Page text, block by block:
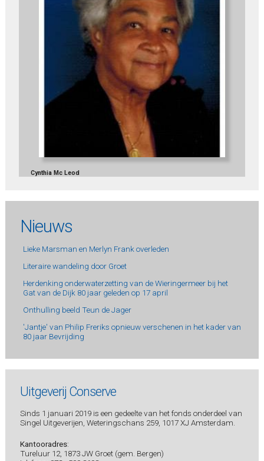
Cynthia Mc Leod
Nieuws
Lieke Marsman en Merlyn Frank overleden
Literaire wandeling door Groet
Herdenking onderwaterzetting van de Wieringermeer bij het
Gat van de Dijk 80 jaar geleden op 17 april
Onthulling beeld Teun de Jager
'Jantje' van Philip Freriks opnieuw verschenen in het kader van
80 jaar Bevrijding
Uitgeverij Conserve
Sinds 1 januari 2019 is een gedeelte van het fonds onderdeel van
Singel Uitgeverijen, Weteringschans 259, 1017 XJ Amsterdam.
Kantooradres:
Tureluur 12, 1873 JW Groet (gem. Bergen)